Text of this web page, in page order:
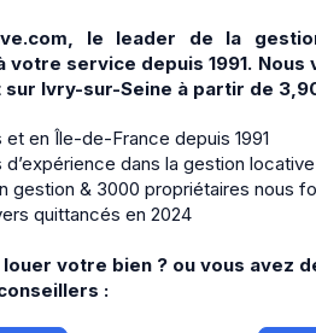
le leader de la
votre service depuis 1991.
Ivry-sur-Seine à partir de
et en Île-de-France depuis 1991
d’expérience dans la gestion locative
gestion & 3000 propriétaires nous
quittancés en 2024
votre bien ? ou vous avez
: